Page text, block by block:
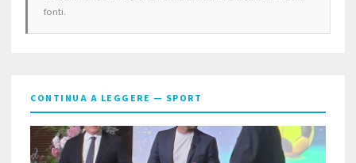
fonti.
CONTINUA A LEGGERE — SPORT